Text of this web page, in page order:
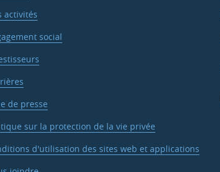
activités
social
de presse
sur la protection de la vie privée
d'utilisation des sites web et applications